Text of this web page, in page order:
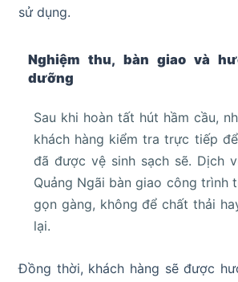
sử dụng.
Nghiệm thu, bàn giao và
dưỡng
Sau khi hoàn tất hút hầm cầu,
khách hàng kiểm tra trực tiếp
đã được vệ sinh sạch sẽ. Dịch
Quảng Ngãi bàn giao công trình
gọn gàng, không để chất thải
lại.
Đồng thời, khách hàng sẽ được